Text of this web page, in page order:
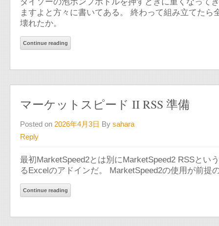
ますよと方々に書いてある。 終わって組み立てた
壊れたか。
Continue reading
マーケットスピード II RSS 準備
Posted on 2026年4月3日 By sahara
Reply
最初MarketSpeed2とは別にMarketSpeed2 RSSとい
るExcelのアドインだ。 MarketSpeed2の使用が前提
Continue reading